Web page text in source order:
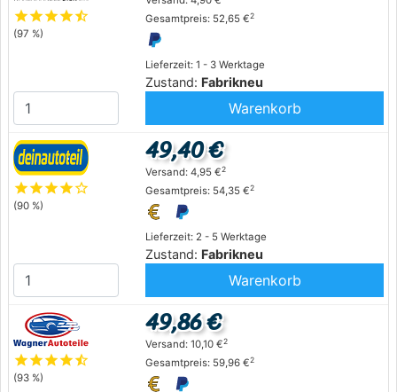
starstarstarstarstar_half
(97 %)
Lieferzeit: 1 - 3 Werktage
Zustand: Fabrikneu
Gesamtpreis: 52,65 €2
Warenkorb
starstarstarstarstar_outline
(90 %)
Lieferzeit: 2 - 5 Werktage
Zustand: Fabrikneu
49,40 €
Versand: 4,95 €2
Gesamtpreis: 54,35 €2
Warenkorb
starstarstarstarstar_half
(93 %)
49,86 €
Versand: 10,10 €2
Gesamtpreis: 59,96 €2